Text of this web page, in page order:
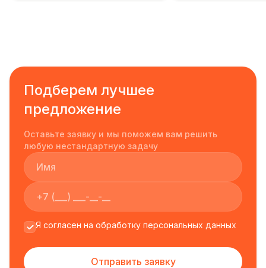
Подберем лучшее
предложение
Оставьте заявку и мы поможем вам решить
любую нестандартную задачу
Я согласен на обработку персональных данных
Отправить заявку